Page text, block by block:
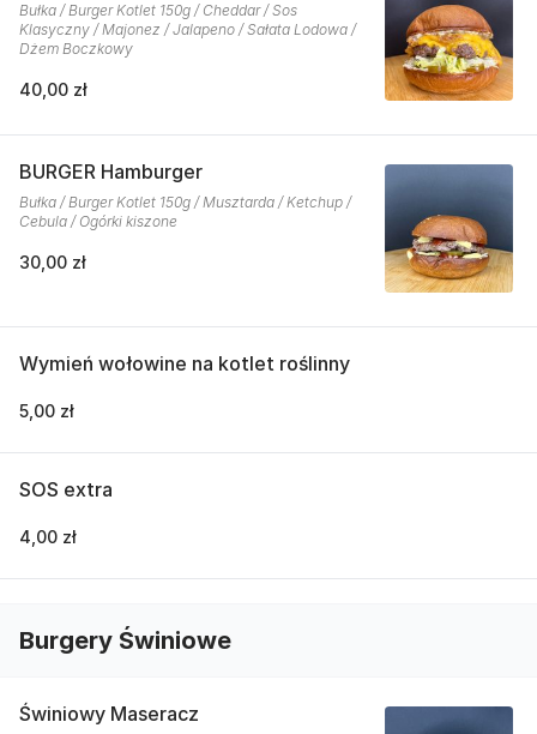
Bułka / Burger Kotlet 150g / Cheddar / Sos
Klasyczny / Majonez / Jalapeno / Sałata Lodowa /
Dżem Boczkowy
40,00 zł
BURGER Hamburger
Bułka / Burger Kotlet 150g / Musztarda / Ketchup /
Cebula / Ogórki kiszone
30,00 zł
Wymień wołowine na kotlet roślinny
5,00 zł
SOS extra
4,00 zł
Burgery Świniowe
Świniowy Maseracz